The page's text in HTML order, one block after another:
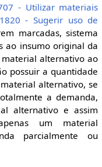
- Utilizar materiais
- Sugerir uso de
marcadas, sistema
ao insumo original da
alternativo ao
possuir a quantidade
alternativo, se
a demanda,
alternativo e assim
um material
parcialmente ou